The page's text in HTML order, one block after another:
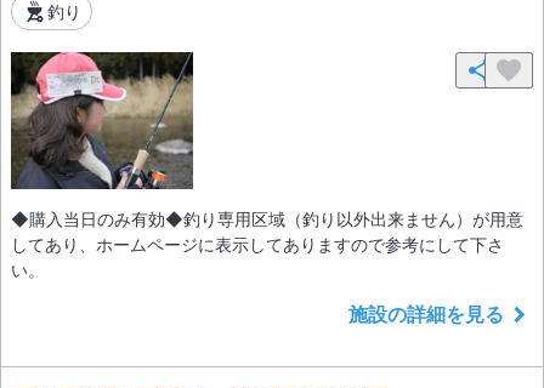
釣り
◆購入当日のみ有効◆釣り専用区域（釣り以外出来ません）が用意
してあり、ホームページに表示してありますので参考にして下さ
い。
施設の詳細を見る